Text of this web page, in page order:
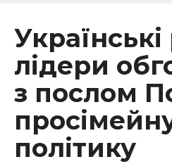
Українські
лідери
з послом
політику